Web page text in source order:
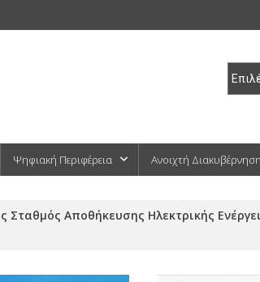
Ψηφιακή Περιφέρεια Ανοιχτή Διακυβέρνηση
Αποθήκευσης Ηλεκτρικής